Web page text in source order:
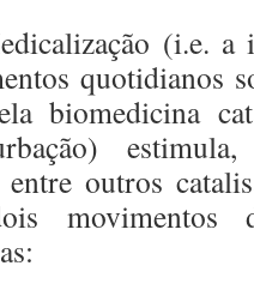
(i.e. a
quotidianos
biomedicina
outros
movimentos